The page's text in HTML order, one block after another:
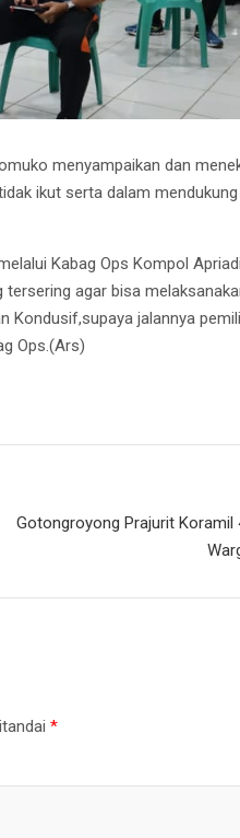
menyampaikan dan
ikut serta dalam
Kabag Ops Kompol
agar bisa
Kondusif,supaya jalannya
Ops.(Ars)
Gotongroyong Prajurit
*